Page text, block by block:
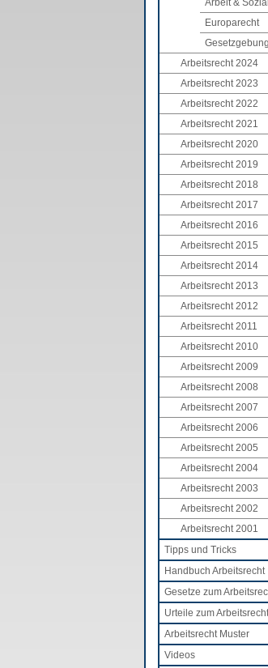
Arbeit &
Europarecht
Gesetzgebung
Arbeitsrecht 2024
Arbeitsrecht 2023
Arbeitsrecht 2022
Arbeitsrecht 2021
Arbeitsrecht 2020
Arbeitsrecht 2019
Arbeitsrecht 2018
Arbeitsrecht 2017
Arbeitsrecht 2016
Arbeitsrecht 2015
Arbeitsrecht 2014
Arbeitsrecht 2013
Arbeitsrecht 2012
Arbeitsrecht 2011
Arbeitsrecht 2010
Arbeitsrecht 2009
Arbeitsrecht 2008
Arbeitsrecht 2007
Arbeitsrecht 2006
Arbeitsrecht 2005
Arbeitsrecht 2004
Arbeitsrecht 2003
Arbeitsrecht 2002
Arbeitsrecht 2001
Tipps und Tricks
Handbuch Arbeitsrecht
Gesetze zum
Urteile zum Arbeitsrecht
Arbeitsrecht Muster
Videos